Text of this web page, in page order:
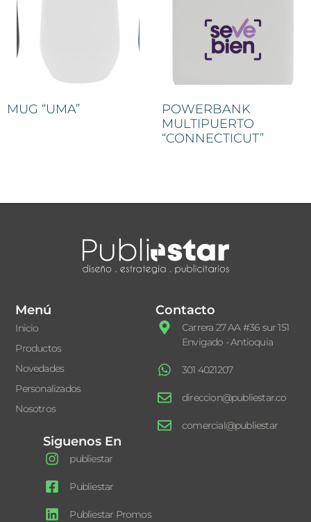
MUG “UMA”
POWERBANK
MULTIPUERTO
“CONNECTICUT”
Menú
Inicio
Productos
Novedades
Personalizados
Nosotros
Contacto
Carrera 27 AA #36 sur 151
Envigado - Antioquia
301 4021207
direccion@publiestar.co
comercial@publiestar
Siguenos En
publiestar
Publiestar
Publiestar Promos